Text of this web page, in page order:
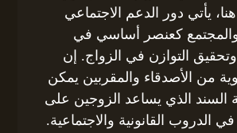
يأتي دور الدعم الاجتماعي
كعنصر أساسي في
وتحقيق التوازن في الزواج. إن
من الأصدقاء والمقربين يمكن
السند الذي يساعد الزوجين على
في الدروب القانونية والاجتماعية.